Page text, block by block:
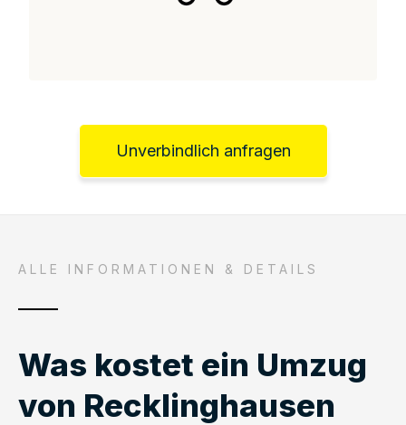
Unverbindlich anfragen
ALLE INFORMATIONEN & DETAILS
Was kostet ein Umzug
von Recklinghausen